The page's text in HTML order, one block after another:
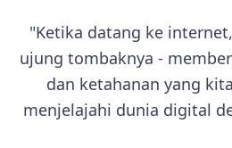
"Ketika datang ke
ujung tombaknya -
dan ketahanan yang
menjelajahi dunia digital